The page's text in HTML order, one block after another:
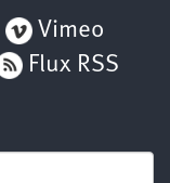
Vimeo
Flux RSS